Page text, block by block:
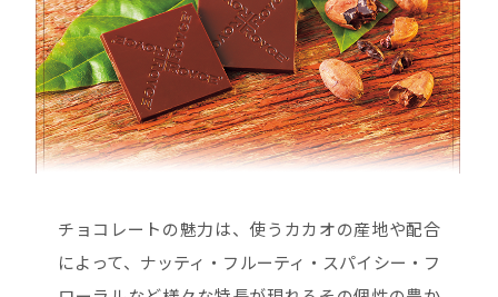
チョコレートの魅力は、使うカカオの産地や配合
によって、ナッティ・フルーティ・スパイシー・フ